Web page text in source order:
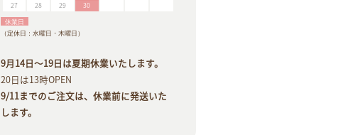
27
28 29 30
休業日
（定休日：水曜日・木曜日）
9月14日〜19日は夏期休業いたします。
20日は13時OPEN
9/11までのご注文は、休業前に発送いた
します。